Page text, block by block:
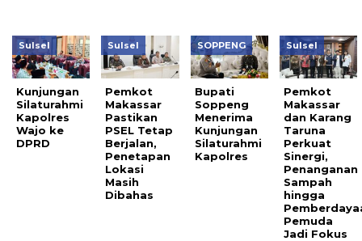
Sulsel
Kunjungan
Silaturahmi
Kapolres
Wajo ke
DPRD
Sulsel
Pemkot
Makassar
Pastikan
PSEL Tetap
Berjalan,
Penetapan
Lokasi
Masih
Dibahas
SOPPENG
Bupati
Soppeng
Menerima
Kunjungan
Silaturahmi
Kapolres
Sulsel
Pemkot
Makassar
dan Karang
Taruna
Perkuat
Sinergi,
Penanganan
Sampah
hingga
Pemuda
Jadi Fokus